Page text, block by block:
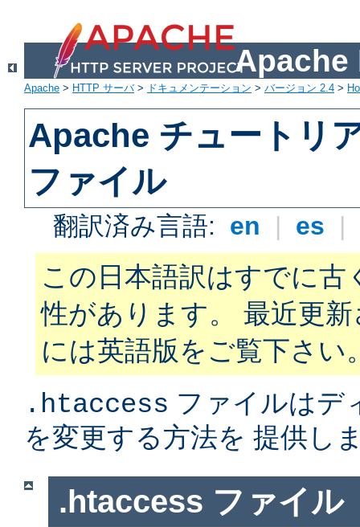
Apache
Apache > HTTP サーバ> ドキュメンテーション > バージョン 2.4 >
Apache チュートリ
ファイル
翻訳済み言語: en | es |
この日本語訳はすでに古
性があります。 最近更
には英語版をご覧下さい
.htaccess ファイルはデ
を変更する方法を 提供し
.htaccess ファイル